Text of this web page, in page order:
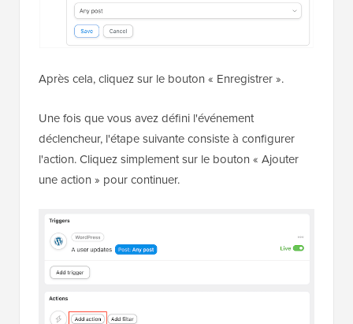
Après cela, cliquez sur le bouton « Enregistrer ».
Une fois que vous avez défini l'événement
déclencheur, l'étape suivante consiste à configurer
l'action. Cliquez simplement sur le bouton « Ajouter
une action » pour continuer.